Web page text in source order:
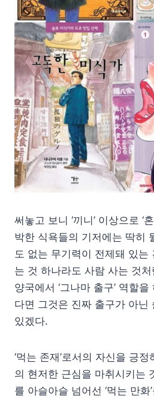
써놓고 보니 ‘끼니’ 이상으로 ‘
박한 식욕들의 기저에는 딱히
도 없는 무기력이 전제돼 있는
는 것 하나라도 사람 사는 것
양국에서 ‘그나마 출구’ 역할
다면 그것은 진짜 출구가 아닌
있겠다.
‘먹는 존재’로서의 자신을 긍
의 현저한 근심을 마취시키는
를 아슬아슬 넘어선 ‘먹는 만화